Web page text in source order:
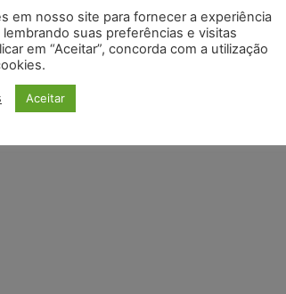
em nosso site para fornecer a experiência
suas preferências e visitas
em “Aceitar”, concorda com a utilização
Aceitar